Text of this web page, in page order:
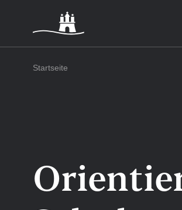
Startseite